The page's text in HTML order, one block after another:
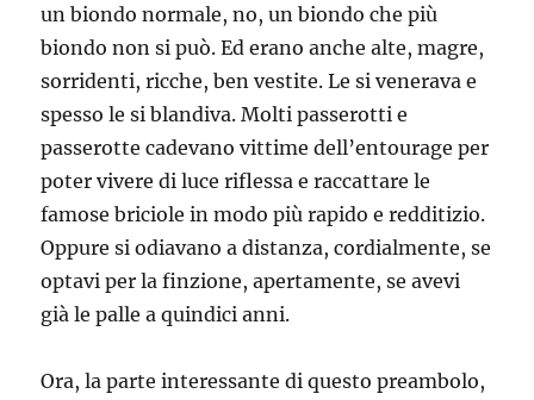
un biondo normale, no, un biondo che più
biondo non si può. Ed erano anche alte, magre,
sorridenti, ricche, ben vestite. Le si venerava e
spesso le si blandiva. Molti passerotti e
passerotte cadevano vittime dell’entourage per
poter vivere di luce riflessa e raccattare le
famose briciole in modo più rapido e redditizio.
Oppure si odiavano a distanza, cordialmente, se
optavi per la finzione, apertamente, se avevi
già le palle a quindici anni.
Ora, la parte interessante di questo preambolo,